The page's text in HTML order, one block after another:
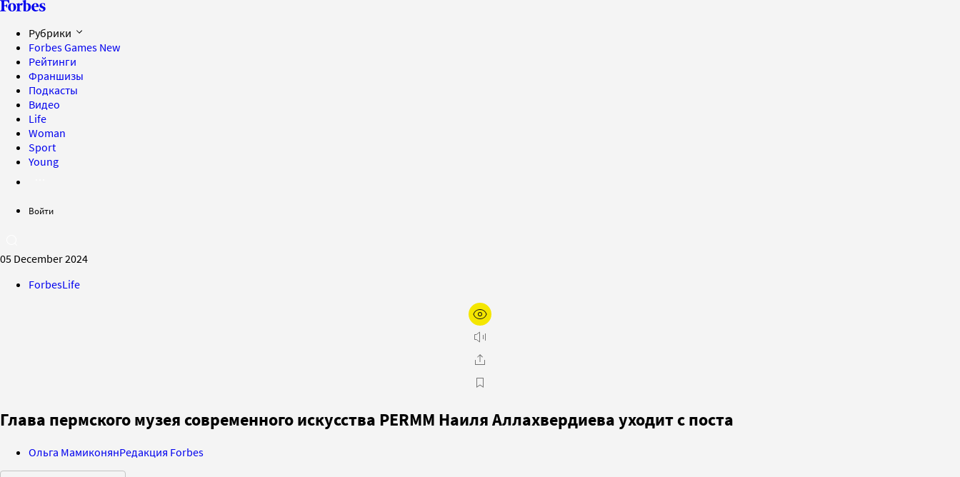
Рубрики
Forbes Games New
Рейтинги
Франшизы
Подкасты
Видео
Life
Woman
Sport
Young
Войти
05 December 2024
ForbesLife
Глава пермского музея современного искусства PERMM Наиля Аллахвердиева уходит с поста
Ольга МамиконянРедакция Forbes